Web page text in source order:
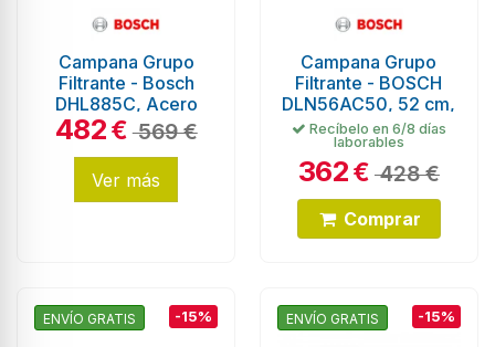
Campana Grupo
Filtrante - Bosch
DHL885C, Acero
Inoxidable, Oculto
482€ 569 €
Ver más
Campana Grupo
Filtrante - BOSCH
DLN56AC50, 52 cm,
Inox
Recíbelo en 6/8 días
laborables
362€ 428 €
Comprar
ENVÍO GRATIS -15% ENVÍO GRATIS -15%